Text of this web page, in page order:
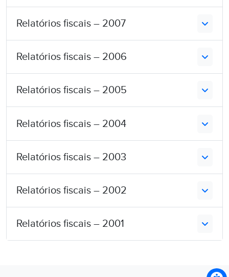
Relatórios fiscais – 2007
Relatórios fiscais – 2006
Relatórios fiscais – 2005
Relatórios fiscais – 2004
Relatórios fiscais – 2003
Relatórios fiscais – 2002
Relatórios fiscais – 2001